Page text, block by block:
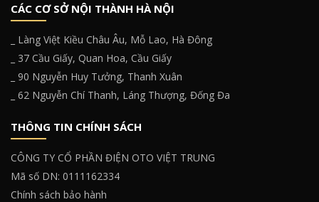
CÁC CƠ SỞ NỘI THÀNH HÀ NỘI
_ Làng Việt Kiều Châu Âu, Mỗ Lao, Hà Đông
_ 37 Cầu Giấy, Quan Hoa, Cầu Giấy
_ 90 Nguyễn Huy Tưởng, Thanh Xuân
_ 62 Nguyễn Chí Thanh, Láng Thượng, Đống Đa
THÔNG TIN CHÍNH SÁCH
CÔNG TY CỔ PHẦN ĐIỆN OTO VIỆT TRUNG
Mã số DN: 0111162334
Chính sách bảo hành